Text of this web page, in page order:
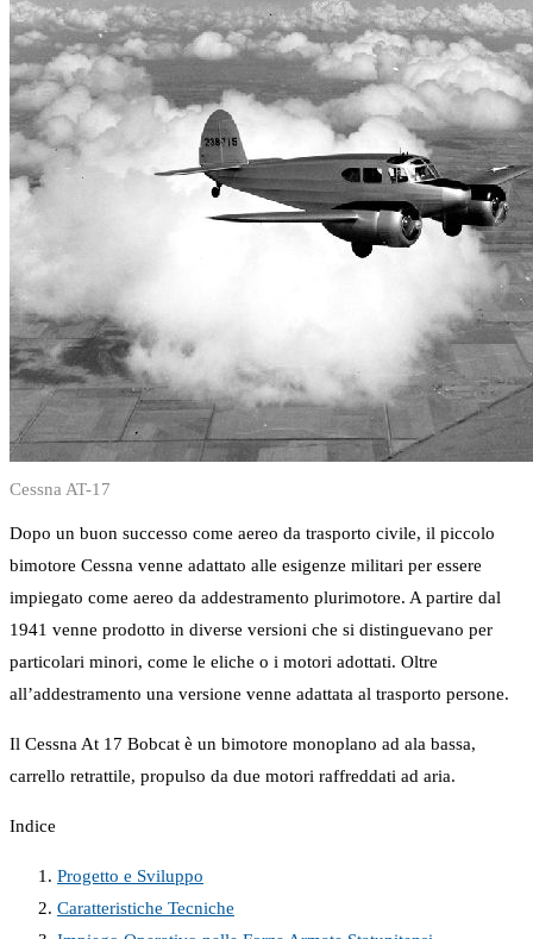
Cessna AT-17
Dopo un buon successo come aereo da trasporto civile, il piccolo
bimotore Cessna venne adattato alle esigenze militari per essere
impiegato come aereo da addestramento plurimotore. A partire dal
1941 venne prodotto in diverse versioni che si distinguevano per
particolari minori, come le eliche o i motori adottati. Oltre
all’addestramento una versione venne adattata al trasporto persone.
Il Cessna At 17 Bobcat è un bimotore monoplano ad ala bassa,
carrello retrattile, propulso da due motori raffreddati ad aria.
Indice
Progetto e Sviluppo
Caratteristiche Tecniche